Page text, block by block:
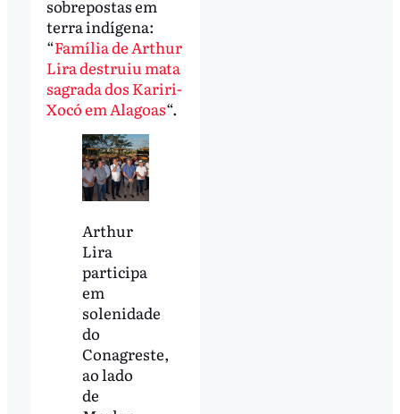
sobrepostas em
terra indígena:
“Família de Arthur
Lira destruiu mata
sagrada dos Kariri-
Xocó em Alagoas“.
Arthur
Lira
participa
em
solenidade
do
Conagreste,
ao lado
de